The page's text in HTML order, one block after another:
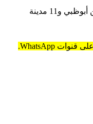
وتوفر الشركة حالياً خدمات مباشرة بين أبوظبي و11 مدينة